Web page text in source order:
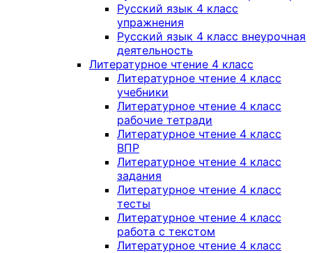
Русский язык 4 класс
упражнения
Русский язык 4 класс внеурочная
деятельность
Литературное чтение 4 класс
Литературное чтение 4 класс
учебники
Литературное чтение 4 класс
рабочие тетради
Литературное чтение 4 класс
ВПР
Литературное чтение 4 класс
задания
Литературное чтение 4 класс
тесты
Литературное чтение 4 класс
работа с текстом
Литературное чтение 4 класс